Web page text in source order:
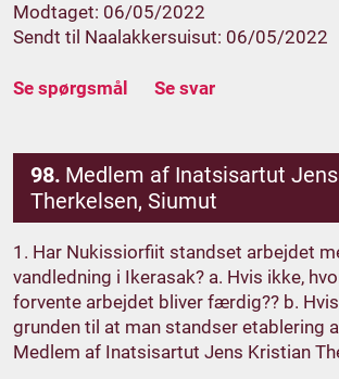
Modtaget: 06/05/2022
Sendt til Naalakkersuisut: 06/05/2022
Se spørgsmål Se svar
98. Medlem af Inatsisartut
Therkelsen, Siumut
1. Har Nukissiorfiit standset arbejdet
vandledning i Ikerasak? a. Hvis ikke,
forvente arbejdet bliver færdig?? b.
grunden til at man standser etablering
Medlem af Inatsisartut Jens Kristian